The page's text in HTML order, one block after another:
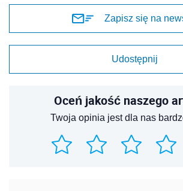
Zapisz się na
Udostępnij
Oceń jakość naszego
Twoja opinia jest dla nas